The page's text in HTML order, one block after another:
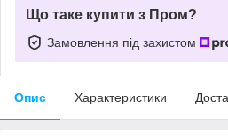
Що таке купити з Пром?
Замовлення під захистом
Опис Характеристики